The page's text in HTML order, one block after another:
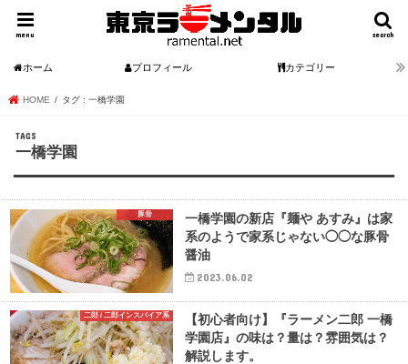
search
menu
ホーム プロフィール カテゴリー
HOME タグ : 一橋学園
一橋学園
豚骨
一橋学園の新店『麺や あすみ』は家
系のようで家系じゃない◯◯な豚骨
醤油
2023.06.02
二郎 / 二郎インスパイア系
【初心者向け】『ラーメン二郎 一橋
学園店』の味は？量は？雰囲気は？
解説します。